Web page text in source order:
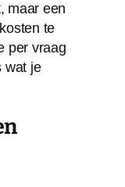
maar een
te
per vraag
wat je